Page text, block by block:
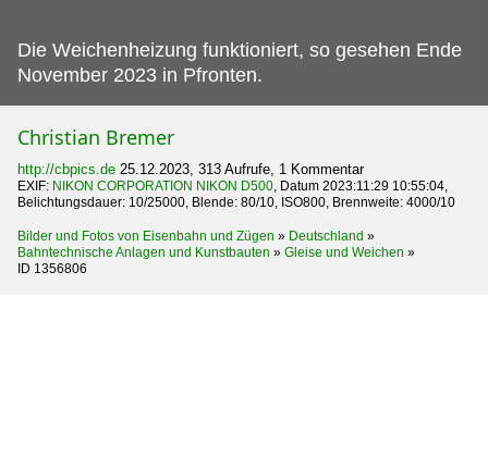
Die Weichenheizung funktioniert, so gesehen Ende
November 2023 in Pfronten.
Christian Bremer
http://cbpics.de 25.12.2023, 313 Aufrufe, 1 Kommentar
EXIF: NIKON CORPORATION NIKON D500, Datum 2023:11:29 10:55:04,
Belichtungsdauer: 10/25000, Blende: 80/10, ISO800, Brennweite: 4000/10
Bilder und Fotos von Eisenbahn und Zügen » Deutschland »
Bahntechnische Anlagen und Kunstbauten » Gleise und Weichen »
ID 1356806